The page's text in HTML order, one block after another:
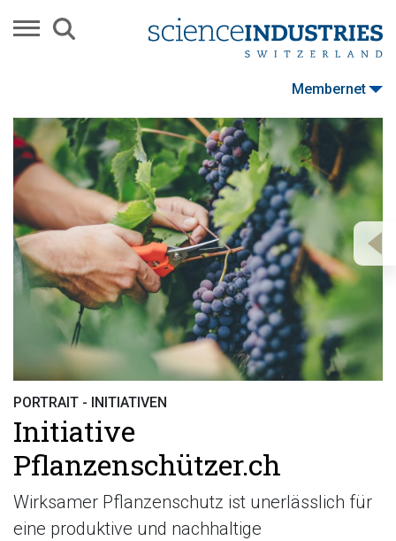
Membernet
PORTRAIT - INITIATIVEN
Initiative
Pflanzenschützer.ch
Wirksamer Pflanzenschutz ist unerlässlich für
eine produktive und nachhaltige